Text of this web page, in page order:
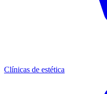
Clínicas de estética